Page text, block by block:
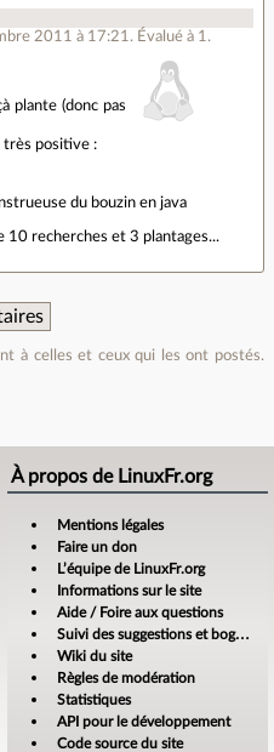
2011 à 17:21 . Évalué à 1 .
plante (donc pas
très positive :
du bouzin en java
10 recherches et 3 plantages...
à celles et ceux qui les ont postés.
À propos de LinuxFr.org
Mentions légales
Faire un don
L’équipe de LinuxFr.org
Informations sur le site
Aide / Foire aux questions
Suivi des suggestions et bogues
Wiki du site
Règles de modération
Statistiques
API pour le développement
Code source du site